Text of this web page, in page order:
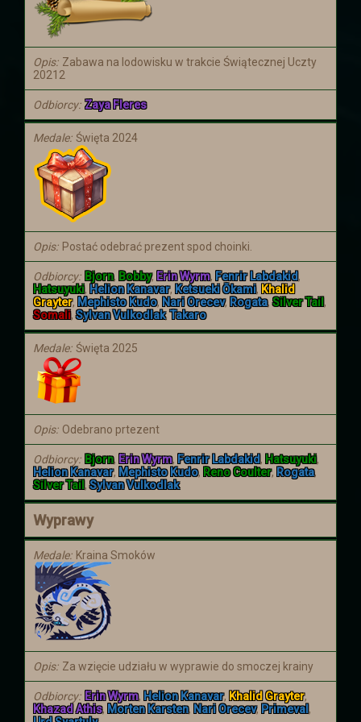
smoków, który nastąpił ponad miesiąc
Opis Zabawa na lodowisku w trakcie Świątecznej Uczty
20212
Odbiorcy Zaya Fleres
Medale Święta 2024
Opis Postać odebrać prezent spod choinki.
Odbiorcy Bjorn, Bobby, Erin Wyrm, Fenrir Labdakid ,
Hatsuyuki, Helion Kanavar, Ketsueki Ōkami, Khalid
Grayter, Mephisto Kudo, Nari Orecev, Rogata,Silver Tail ,
Somali,Sylvan Vulkodlak,Takaro
Medale Święta 2025
Opis Odebrano prtezent
Odbiorcy Bjorn, Erin Wyrm, Fenrir Labdakid , Hatsuyuki,
Helion Kanavar, Mephisto Kudo, Reno Coulter, Rogata,
Silver Tail ,Sylvan Vulkodlak
Wyprawy
Medale Kraina Smoków
Opis Za wzięcie udziału w wyprawie do smoczej krainy
Odbiorcy Erin Wyrm, Helion Kanavar, Khalid Grayter,
Khazad Athis, Morten Karsten, Nari Orecev, Primeval ,